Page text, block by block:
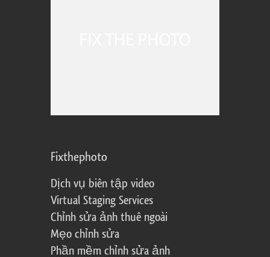
Fixthephoto
Dịch vụ biên tập video
Virtual Staging Services
Chỉnh sửa ảnh thuê ngoài
Mẹo chỉnh sửa
Phần mềm chỉnh sửa ảnh